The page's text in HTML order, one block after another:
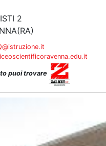
2
puoi trovare